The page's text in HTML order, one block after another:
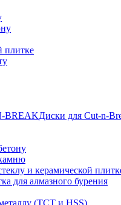
плитке
Диски для Cut-n-
и керамической
для алмазного бурения
(TCT и HSS)